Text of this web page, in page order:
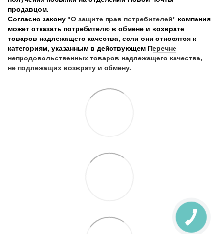
продавцом.
Согласно закону "О защите прав потребителей" компания
может отказать потребителю в обмене и возврате
товаров надлежащего качества, если они относятся к
категориям, указанным в действующем Перечне
непродовольственных товаров надлежащего качества,
не подлежащих возврату и обмену.